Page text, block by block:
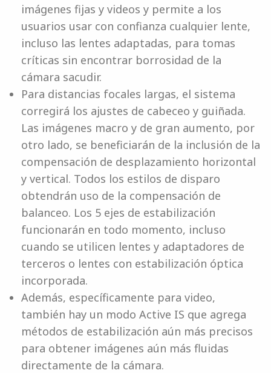
imágenes fijas y videos y permite a los
usuarios usar con confianza cualquier lente,
incluso las lentes adaptadas, para tomas
críticas sin encontrar borrosidad de la
cámara sacudir.
Para distancias focales largas, el sistema
corregirá los ajustes de cabeceo y guiñada.
Las imágenes macro y de gran aumento, por
otro lado, se beneficiarán de la inclusión de la
compensación de desplazamiento horizontal
y vertical. Todos los estilos de disparo
obtendrán uso de la compensación de
balanceo. Los 5 ejes de estabilización
funcionarán en todo momento, incluso
cuando se utilicen lentes y adaptadores de
terceros o lentes con estabilización óptica
incorporada.
Además, específicamente para video,
también hay un modo Active IS que agrega
métodos de estabilización aún más precisos
para obtener imágenes aún más fluidas
directamente de la cámara.